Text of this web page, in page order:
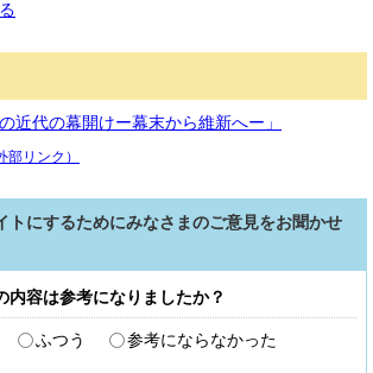
近代の幕開けー幕末から維新へー」
リンク）
トにするためにみなさまのご意見をお聞かせ
内容は参考になりましたか？
ふつう 参考にならなかった